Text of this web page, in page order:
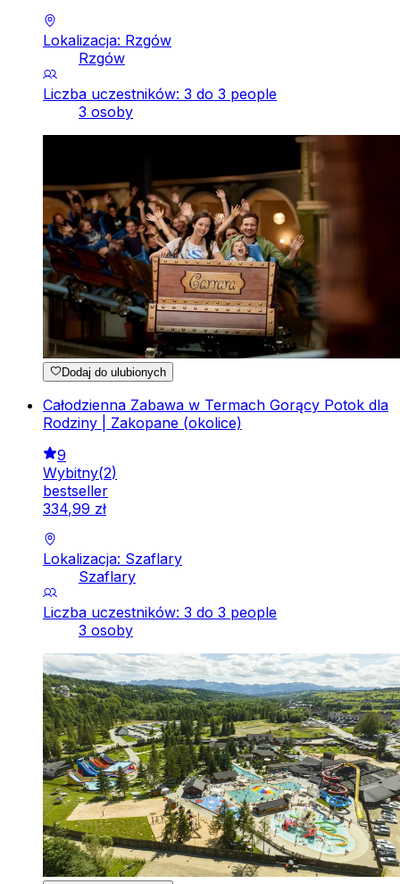
Lokalizacja: Rzgów
Rzgów
Liczba uczestników: 3 do 3 people
3 osoby
Dodaj do ulubionych
Całodzienna Zabawa w Termach Gorący Potok dla
Rodziny | Zakopane (okolice)
9
Wybitny(2)
bestseller
334,99 zł
Lokalizacja: Szaflary
Szaflary
Liczba uczestników: 3 do 3 people
3 osoby